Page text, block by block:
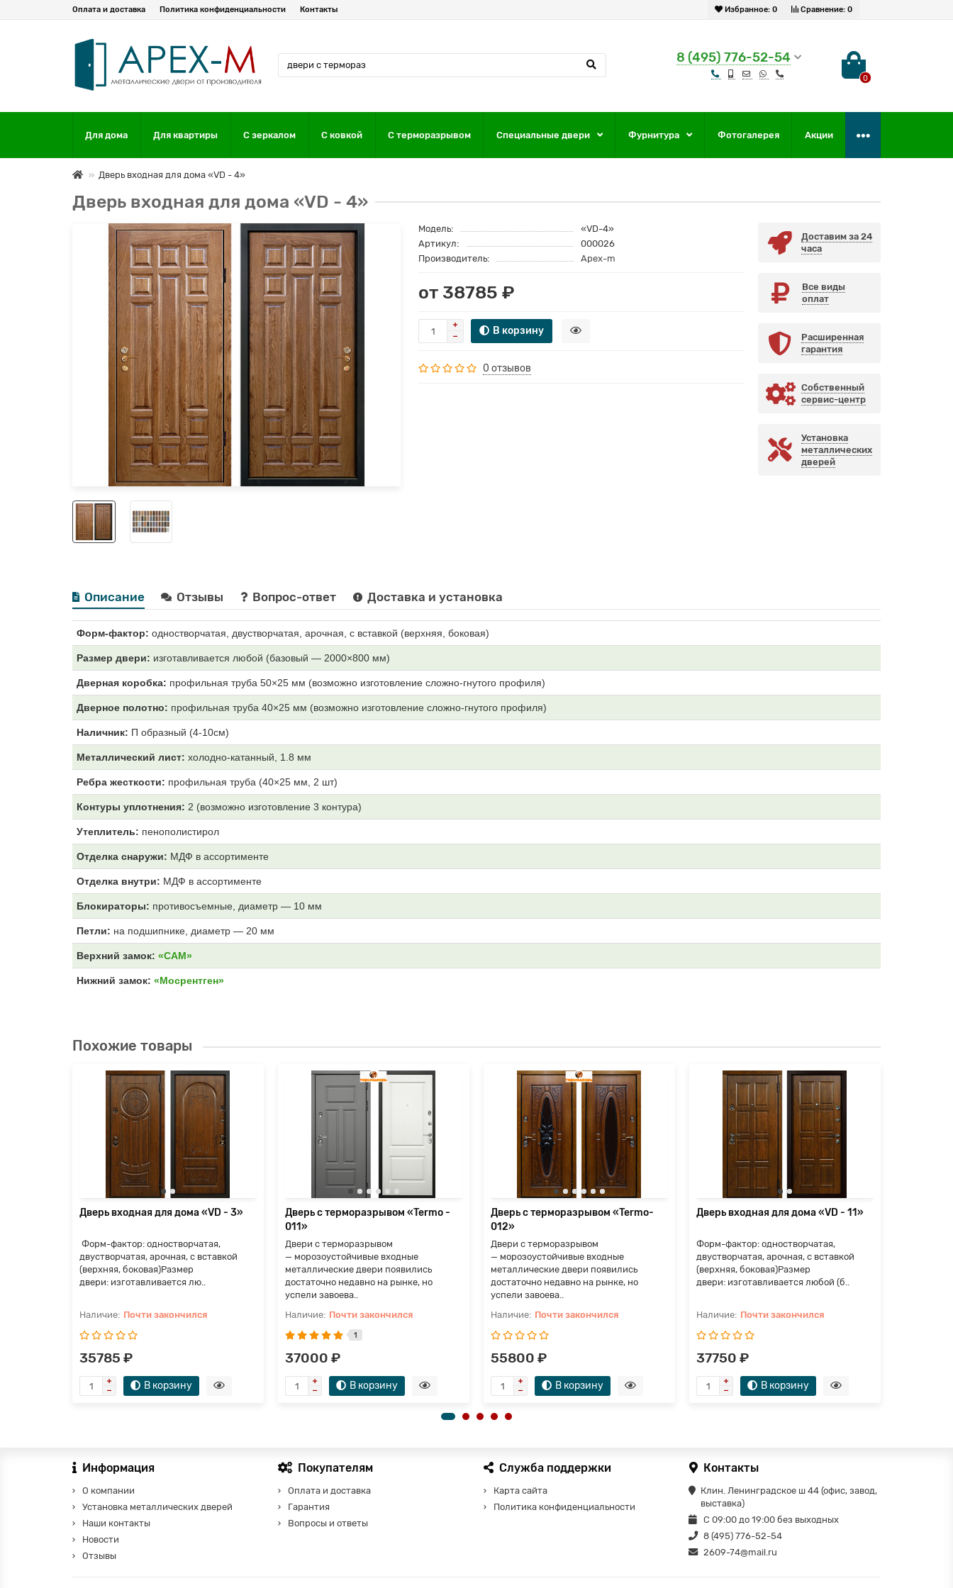
Сравнение: 0
Избранное: 0
Оплата и доставка Политика конфиденциальности Контакты
8 (495) 776-52-54
0
Для дома Для квартиры С зеркалом С ковкой С терморазрывом Специальные двери Фурнитура Фотогалерея Акции
Дверь входная для дома «VD - 4»
Дверь входная для дома «VD - 4»
Модель:
«VD-4»
Артикул:
000026
Производитель:
Apex-m
от 38785 ₽
В корзину
0 отзывов
Доставим за 24
часа
Все виды
оплат
Расширенная
гарантия
Собственный
сервис-центр
Установка
металлических
дверей
Описание Отзывы Вопрос-ответ Доставка и установка
Форм-фактор: одностворчатая, двустворчатая, арочная, с вставкой (верхняя, боковая)
Размер двери: изготавливается любой (базовый — 2000×800 мм)
Дверная коробка: профильная труба 50×25 мм (возможно изготовление сложно-гнутого профиля)
Дверное полотно: профильная труба 40×25 мм (возможно изготовление сложно-гнутого профиля)
Наличник: П образный (4-10см)
Металлический лист: холодно-катанный, 1.8 мм
Ребра жесткости: профильная труба (40×25 мм, 2 шт)
Контуры уплотнения: 2 (возможно изготовление 3 контура)
Утеплитель: пенополистирол
Отделка снаружи: МДФ в ассортименте
Отделка внутри: МДФ в ассортименте
Блокираторы: противосъемные, диаметр — 10 мм
Петли: на подшипнике, диаметр — 20 мм
Верхний замок: «САМ»
Нижний замок: «Мосрентген»
Похожие товары
Дверь входная для дома «VD - 3»
Форм-фактор: одностворчатая,
двустворчатая, арочная, с вставкой
(верхняя, боковая)Размер
двери: изготавливается лю..
Почти закончился
35785 ₽
В корзину
Дверь с терморазрывом «Termo -
011»
Двери с терморазрывом
— морозоустойчивые входные
металлические двери появились
достаточно недавно на рынке, но
успели завоева..
Почти закончился
1
37000 ₽
В корзину
Дверь с терморазрывом «Termo-
012»
Двери с терморазрывом
— морозоустойчивые входные
металлические двери появились
достаточно недавно на рынке, но
успели завоева..
Почти закончился
55800 ₽
В корзину
Дверь входная для дома «VD - 11»
Форм-фактор: одностворчатая,
двустворчатая, арочная, с вставкой
(верхняя, боковая)Размер
двери: изготавливается любой (б..
Почти закончился
37750 ₽
В корзину
Информация
О компании
Установка металлических дверей
Наши контакты
Новости
Отзывы
Покупателям
Оплата и доставка
Гарантия
Вопросы и ответы
Служба поддержки
Карта сайта
Политика конфиденциальности
Контакты
Клин. Ленинградское ш 44 (офис, завод,
выставка)
С 09:00 до 19:00 без выходных
8 (495) 776-52-54
2609-74@mail.ru